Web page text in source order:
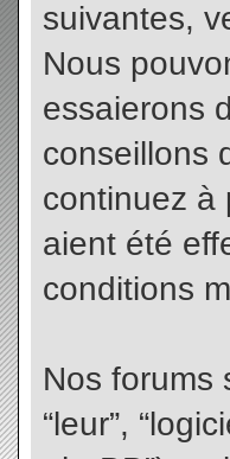
suivantes,
Nous
essaierons
conseillons
continuez à
aient été
conditions
Nos forums
“leur”,